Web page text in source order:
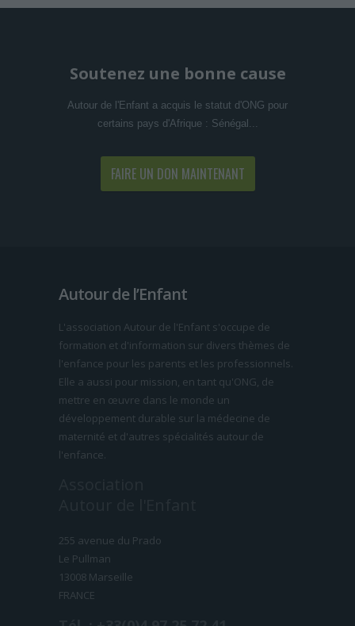
Soutenez une bonne cause
Autour de l'Enfant a acquis le statut d'ONG pour
certains pays d'Afrique : Sénégal...
FAIRE UN DON MAINTENANT
Autour de l’Enfant
L'association Autour de l'Enfant s'occupe de
formation et d'information sur divers thèmes de
l'enfance pour les parents et les professionnels.
Elle a aussi pour mission, en tant qu'ONG, de
mettre en œuvre dans le monde un
développement durable sur la médecine de
maternité et d'autres spécialités autour de
l'enfance.
255 avenue du Prado
Le Pullman
13008 Marseille
FRANCE